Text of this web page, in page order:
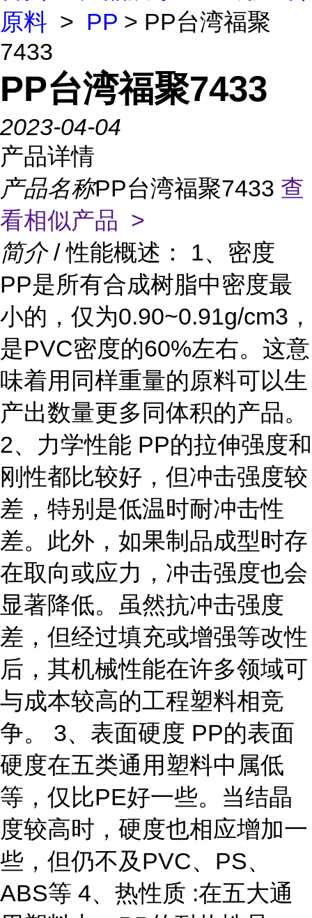
原料 > PP > PP台湾福聚
7433
PP台湾福聚7433
2023-04-04
产品详情
产品名称PP台湾福聚7433 查
看相似产品 >
简介 / 性能概述： 1、密度
PP是所有合成树脂中密度最
小的，仅为0.90~0.91g/cm3，
是PVC密度的60%左右。这意
味着用同样重量的原料可以生
产出数量更多同体积的产品。
2、力学性能 PP的拉伸强度和
刚性都比较好，但冲击强度较
差，特别是低温时耐冲击性
差。此外，如果制品成型时存
在取向或应力，冲击强度也会
显著降低。虽然抗冲击强度
差，但经过填充或增强等改性
后，其机械性能在许多领域可
与成本较高的工程塑料相竞
争。 3、表面硬度 PP的表面
硬度在五类通用塑料中属低
等，仅比PE好一些。当结晶
度较高时，硬度也相应增加一
些，但仍不及PVC、PS、
ABS等 4、热性质 :在五大通